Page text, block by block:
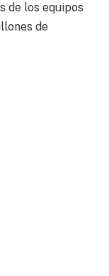
de los equipos
de